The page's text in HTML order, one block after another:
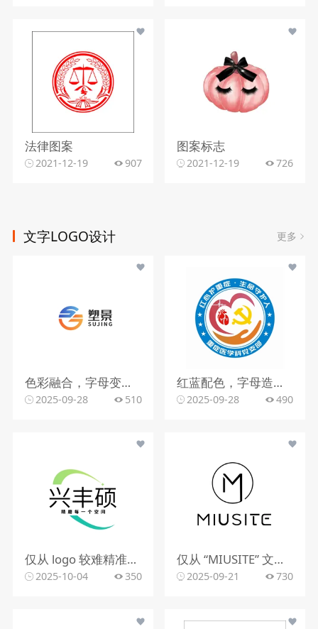
法律图案
2021-12-19 907
图案标志
2021-12-19 726
文字LOGO设计 更多
色彩融合，字母变形，文字搭配
2025-09-28 510
红蓝配色，字母造型，文字组合
2025-09-28 490
仅从 logo 较难精准判断行业。该 logo 含动感图形，文字有 “精雕每一个空间”，可能与室内装修、空间设计、建筑装饰等行业相关，但因信息有限，无法确切判定所属行业。
2025-10-04 350
仅从 “MIUSITE” 文字和字母 “M” 的图形标识，难以精准判断行业。
2025-09-21 730